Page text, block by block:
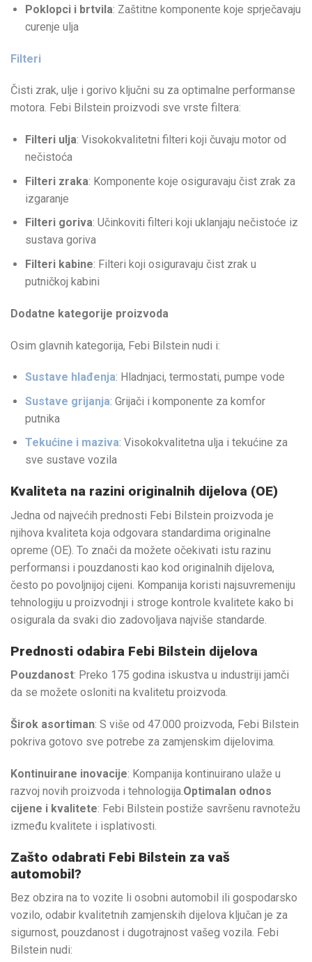
Poklopci i brtvila: Zaštitne komponente koje sprječavaju
curenje ulja
Filteri
Čisti zrak, ulje i gorivo ključni su za optimalne performanse
motora. Febi Bilstein proizvodi sve vrste filtera:
Filteri ulja: Visokokvalitetni filteri koji čuvaju motor od
nečistoća
Filteri zraka: Komponente koje osiguravaju čist zrak za
izgaranje
Filteri goriva: Učinkoviti filteri koji uklanjaju nečistoće iz
sustava goriva
Filteri kabine: Filteri koji osiguravaju čist zrak u
putničkoj kabini
Dodatne kategorije proizvoda
Osim glavnih kategorija, Febi Bilstein nudi i:
Sustave hlađenja: Hladnjaci, termostati, pumpe vode
Sustave grijanja: Grijači i komponente za komfor
putnika
Tekućine i maziva: Visokokvalitetna ulja i tekućine za
sve sustave vozila
Kvaliteta na razini originalnih dijelova (OE)
Jedna od najvećih prednosti Febi Bilstein proizvoda je
njihova kvaliteta koja odgovara standardima originalne
opreme (OE). To znači da možete očekivati istu razinu
performansi i pouzdanosti kao kod originalnih dijelova,
često po povoljnijoj cijeni. Kompanija koristi najsuvremeniju
tehnologiju u proizvodnji i stroge kontrole kvalitete kako bi
osigurala da svaki dio zadovoljava najviše standarde.
Prednosti odabira Febi Bilstein dijelova
Pouzdanost: Preko 175 godina iskustva u industriji jamči
da se možete osloniti na kvalitetu proizvoda.
Širok asortiman: S više od 47.000 proizvoda, Febi Bilstein
pokriva gotovo sve potrebe za zamjenskim dijelovima.
Kontinuirane inovacije: Kompanija kontinuirano ulaže u
razvoj novih proizvoda i tehnologija.Optimalan odnos
cijene i kvalitete: Febi Bilstein postiže savršenu ravnotežu
između kvalitete i isplativosti.
Zašto odabrati Febi Bilstein za vaš
automobil?
Bez obzira na to vozite li osobni automobil ili gospodarsko
vozilo, odabir kvalitetnih zamjenskih dijelova ključan je za
sigurnost, pouzdanost i dugotrajnost vašeg vozila. Febi
Bilstein nudi: